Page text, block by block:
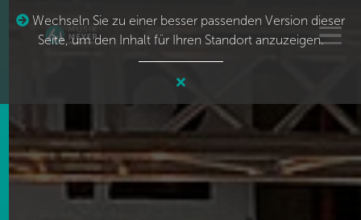
Wechseln Sie zu einer besser passenden Version dieser
Seite, um den Inhalt für Ihren Standort anzuzeigen.